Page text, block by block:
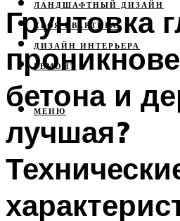
ЛАНДШАФТНЫЙ ДИЗАЙН
СВОЯ КВАРТИРА
ДИЗАЙН ИНТЕРЬЕРА
РЕМОНТ
МЕНЮ
Грунтовка
бетона и
лучшая?